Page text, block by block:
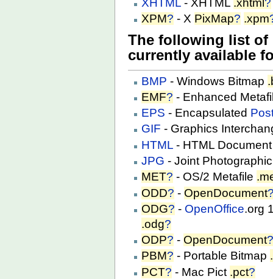
XHTML - XHTML .xhtml ?
XPM? - X PixMap? .xpm
The following list of
currently available
BMP - Windows Bitmap
EMF? - Enhanced
EPS - Encapsulated
GIF - Graphics
HTML - HTML
JPG - Joint
MET? - OS/2 Metafile
ODD? - OpenDocument
ODG? - OpenOffice.org
.odg?
ODP? - OpenDocument
PBM? - Portable Bitmap
PCT? - Mac Pict .pct?